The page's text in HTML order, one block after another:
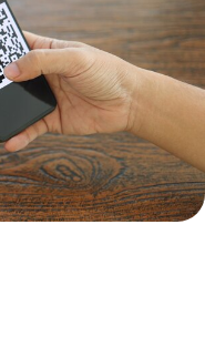
Blog
Login